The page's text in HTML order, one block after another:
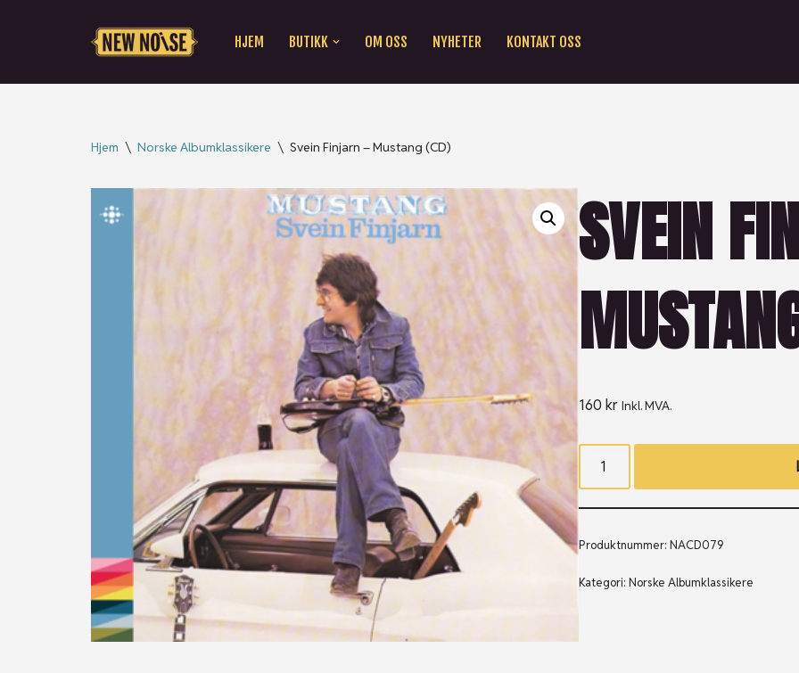
HJEM BUTIKK OM OSS NYHETER KONTAKT OSS
Hjem \ Norske Albumklassikere \ Svein Finjarn – Mustang (CD)
SVEIN
160 kr Inkl. MVA.
Produktnummer:NACD079
Kategori:Norske Albumklassikere